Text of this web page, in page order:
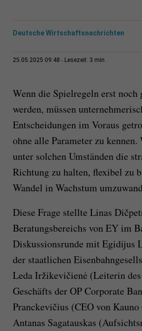
Deutsche Wirtschaftsnachrichten
25.05.2025 09:48 Lesezeit: 3 min
Wenn die Spielregeln erst noch
werden, müssen
Entscheidungen im Voraus
ohne alle Parameter zu
unter solchen Umständen die
Richtung zu halten, flexibel zu
Wandel in Wachstum
Diese Frage stellte Linas
Beratungsbereichs von EY im
Diskussionsrunde mit Egidijus
der staatlichen
Leda Iržikevičienė (Leiterin
Geschäfts der OP Corporate
Pranckevičius (CEO von
Antanas Sagatauskas